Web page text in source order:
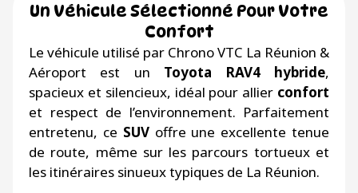
Un Véhicule Sélectionné Pour Votre
Confort
Le véhicule utilisé par Chrono VTC La Réunion &
Aéroport est un Toyota RAV4 hybride,
spacieux et silencieux, idéal pour allier confort
et respect de l’environnement. Parfaitement
entretenu, ce SUVoffre une excellente tenue
de route, même sur les parcours tortueux et
les itinéraires sinueux typiques de La Réunion.